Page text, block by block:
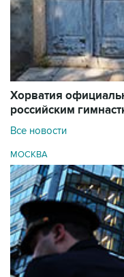
Хорватия
российским
Все новости
МОСКВА